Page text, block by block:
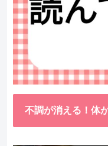
不調が消える！体